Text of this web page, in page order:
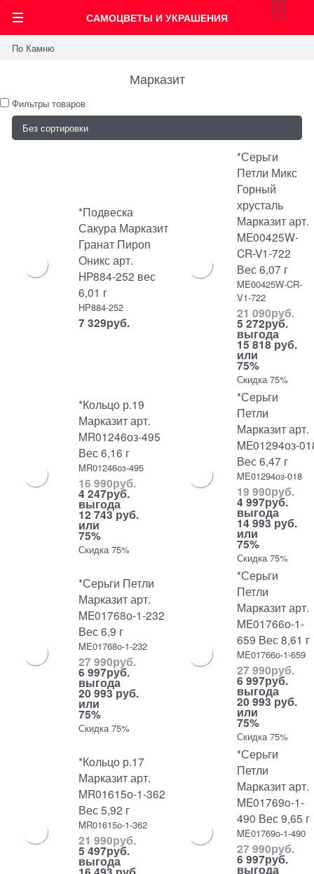
САМОЦВЕТЫ И УКРАШЕНИЯ
0
По Камню
Марказит
Фильтры товаров
*Подвеска
Сакура Марказит
Гранат Пироп
Оникс арт.
HP884-252 вес
6,01 г
HP884-252
7 329руб.
*Серьги
Петли Микс
Горный
хрусталь
Марказит арт.
ME00425W-
CR-V1-722
Вес 6,07 г
ME00425W-CR-
V1-722
21 090руб.
5 272руб.
выгода
15 818 руб.
или
75%
Скидка 75%
*Кольцо р.19
Марказит арт.
MR01246оз-495
Вес 6,16 г
MR01246оз-495
16 990руб.
4 247руб.
выгода
12 743 руб.
или
75%
Скидка 75%
*Серьги
Петли
Марказит арт.
ME01294оз-
Вес 6,47 г
ME01294оз-018
19 990руб.
4 997руб.
выгода
14 993 руб.
или
75%
Скидка 75%
*Серьги Петли
Марказит арт.
ME01768о-1-232
Вес 6,9 г
ME01768о-1-232
27 990руб.
6 997руб.
выгода
20 993 руб.
или
75%
Скидка 75%
*Серьги
Петли
Марказит арт.
ME01766о-1-
659 Вес 8,61 г
ME01766о-1-659
27 990руб.
6 997руб.
выгода
20 993 руб.
или
75%
Скидка 75%
*Кольцо р.17
Марказит арт.
MR01615о-1-362
Вес 5,92 г
MR01615о-1-362
21 990руб.
5 497руб.
выгода
*Серьги
Петли
Марказит арт.
ME01769o-1-
490 Вес 9,65 г
ME01769o-1-490
27 990руб.
6 997руб.
выгода